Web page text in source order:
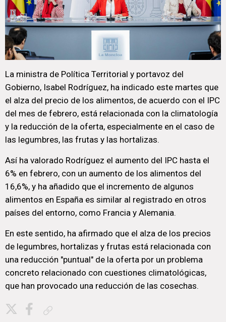
La ministra de Política Territorial y portavoz del
Gobierno, Isabel Rodríguez, ha indicado este martes que
el alza del precio de los alimentos, de acuerdo con el IPC
del mes de febrero, está relacionada con la climatología
y la reducción de la oferta, especialmente en el caso de
las legumbres, las frutas y las hortalizas.
Así ha valorado Rodríguez el aumento del IPC hasta el
6% en febrero, con un aumento de los alimentos del
16,6%, y ha añadido que el incremento de algunos
alimentos en España es similar al registrado en otros
países del entorno, como Francia y Alemania.
En este sentido, ha afirmado que el alza de los precios
de legumbres, hortalizas y frutas está relacionada con
una reducción "puntual" de la oferta por un problema
concreto relacionado con cuestiones climatológicas,
que han provocado una reducción de las cosechas.